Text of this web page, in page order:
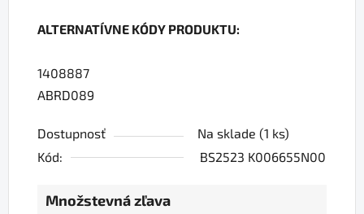
ALTERNATÍVNE KÓDY PRODUKTU:
1408887
ABRD089
Dostupnosť Na sklade (1 ks)
Kód:
BS2523 K006655N00
Množstevná zľava